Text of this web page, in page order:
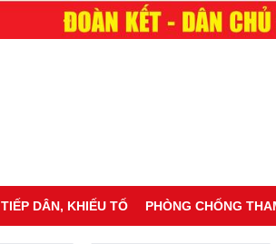
TIẾP DÂN, KHIẾU TỐ PHÒNG CHỐNG